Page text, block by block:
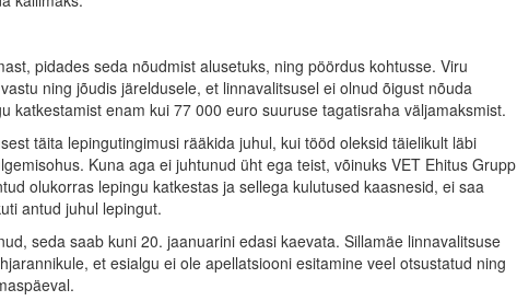
pidades seda nõudmist alusetuks, ning pöördus kohtusse. Viru
ning jõudis järeldusele, et linnavalitsusel ei olnud õigust nõuda
katkestamist enam kui 77 000 euro suuruse tagatisraha väljamaksmist.
täita lepingutingimusi rääkida juhul, kui tööd oleksid täielikult läbi
Kuna aga ei juhtunud üht ega teist, võinuks VET Ehitus Grupp
olukorras lepingu katkestas ja sellega kulutused kaasnesid, ei saa
antud juhul lepingut.
seda saab kuni 20. jaanuarini edasi kaevata. Sillamäe linnavalitsuse
et esialgu ei ole apellatsiooni esitamine veel otsustatud ning